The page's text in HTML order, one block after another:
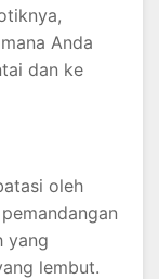
Anda
dan ke
oleh
yang
lembut.